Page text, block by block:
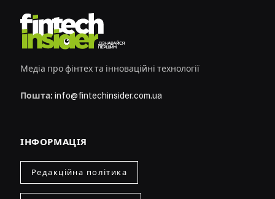
Медіа про фінтех та інноваційні технології
Пошта: info@fintechinsider.com.ua
ІНФОРМАЦІЯ
Редакційна політика